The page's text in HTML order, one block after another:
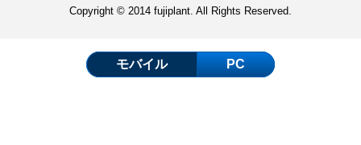
Copyright © 2014 fujiplant. All Rights Reserved.
モバイル PC